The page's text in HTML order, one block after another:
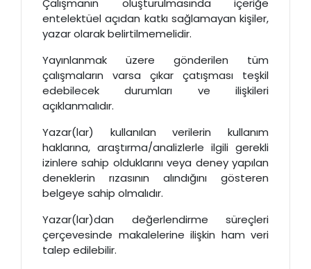
Çalışmanın oluşturulmasında içeriğe
entelektüel açıdan katkı sağlamayan kişiler,
yazar olarak belirtilmemelidir.
Yayınlanmak üzere gönderilen tüm
çalışmaların varsa çıkar çatışması teşkil
edebilecek durumları ve ilişkileri
açıklanmalıdır.
Yazar(lar) kullanılan verilerin kullanım
haklarına, araştırma/analizlerle ilgili gerekli
izinlere sahip olduklarını veya deney yapılan
deneklerin rızasının alındığını gösteren
belgeye sahip olmalıdır.
Yazar(lar)dan değerlendirme süreçleri
çerçevesinde makalelerine ilişkin ham veri
talep edilebilir.